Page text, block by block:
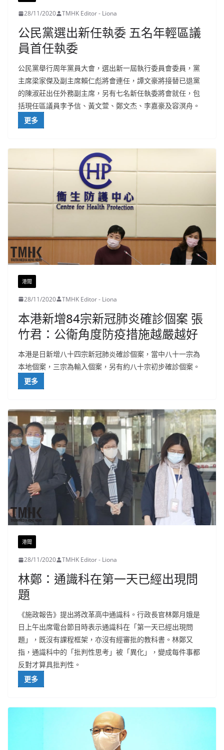
28/11/2020 TMHK Editor - Liona
公民黨選出新任執委 五名年輕區議
員首任執委
公民黨舉行周年黨員大會，選出新一屆執行委員會委員，黨
主席梁家傑及副主席賴仁彪將會連任，譚文豪將接替已退黨
的陳淑莊出任外務副主席，另有七名新任執委將會就任，包
括現任區議員李予信、黃文萱、鄭文杰、李嘉豪及容溟舟。
更多
港聞
28/11/2020 TMHK Editor - Liona
本港新增84宗新冠肺炎確診個案 張
竹君：公衛角度防疫措施越嚴越好
本港是日新增八十四宗新冠肺炎確診個案，當中八十一宗為
本地個案，三宗為輸入個案，另有約八十宗初步確診個案。
更多
港聞
28/11/2020 TMHK Editor - Liona
林鄭：通識科在第一天已經出現問
題
《施政報告》提出將改革高中通識科。行政長官林鄭月娥是
日上午出席電台節目時表示通識科在「第一天已經出現問
題」，既沒有課程框架，亦沒有經審批的教科書。林鄭又
指，通識科中的「批判性思考」被「異化」，變成每件事都
反對才算具批判性。
更多